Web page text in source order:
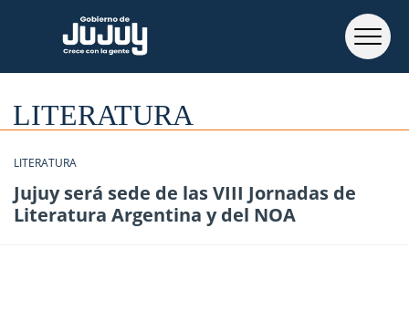
LITERATURA
LITERATURA
Jujuy será sede de las VIII Jornadas de
Literatura Argentina y del NOA